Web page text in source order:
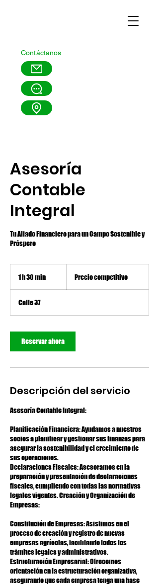
Contáctanos
Asesoría
Contable
Integral
Tu Aliado Financiero para un Campo Sostenible y
Próspero
1 h 30 min
i
n
Precio competitivo
Calle 37
Reservar ahora
Descripción del servicio
Asesoría Contable Integral:
Planificación Financiera: Ayudamos a nuestros
socios a planificar y gestionar sus finanzas para
asegurar la sostenibilidad y el crecimiento de
sus operaciones.
Declaraciones Fiscales: Asesoramos en la
preparación y presentación de declaraciones
fiscales, cumpliendo con todas las normativas
legales vigentes. Creación y Organización de
Empresas:
Constitución de Empresas: Asistimos en el
proceso de creación y registro de nuevas
empresas agrícolas, facilitando todos los
trámites legales y administrativos.
Estructuración Empresarial: Ofrecemos
orientación en la estructuración organizativa,
asegurando que cada empresa tenga una base